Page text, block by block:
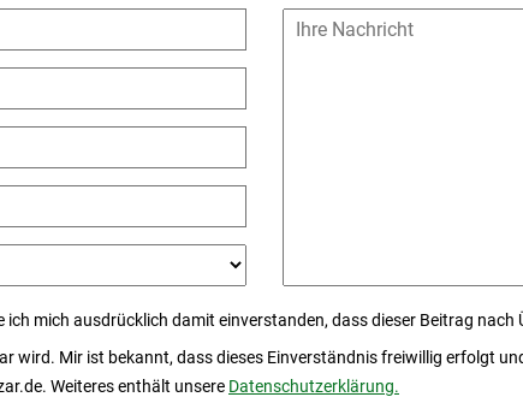
ich mich ausdrücklich damit einverstanden, dass dieser Beitrag
wird. Mir ist bekannt, dass dieses Einverständnis freiwillig erfolgt
Weiteres enthält unsere Datenschutzerklärung.